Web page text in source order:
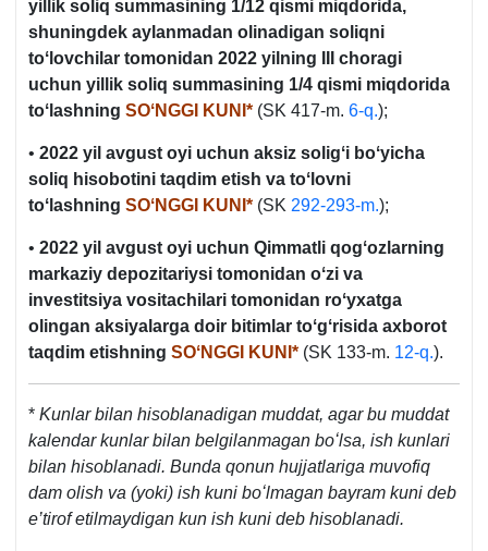
yillik soliq summasining 1/12 qismi miqdorida,
shuningdek aylanmadan olinadigan soliqni
toʻlovchilar tomonidan 2022 yilning
III choragi
uchun yillik soliq summasining 1/4 qismi miqdorida
toʻlashning SOʻNGGI KUNI* (SK 417-m. 6-q.);
• 2022 yil avgust oyi uchun aksiz soligʻi boʻyicha
soliq hisobotini taqdim etish va toʻlovni
toʻlashning SOʻNGGI KUNI* (SK 292-293-m.);
• 2022 yil avgust oyi uchun Qimmatli qogʻozlarning
markaziy depozitariysi tomonidan oʻzi va
investitsiya vositachilari tomonidan roʻyхatga
olingan aksiyalarga doir bitimlar toʻgʻrisida aхborot
taqdim etishning SOʻNGGI KUNI* (SK 133-m. 12-q.).
* Kunlar bilan hisoblanadigan muddat, agar bu muddat
kalendar kunlar bilan belgilanmagan boʻlsa, ish kunlari
bilan hisoblanadi. Bunda qonun hujjatlariga muvofiq
dam olish va (yoki) ish kuni boʻlmagan bayram kuni deb
e’tirof etilmaydigan kun ish kuni deb hisoblanadi.